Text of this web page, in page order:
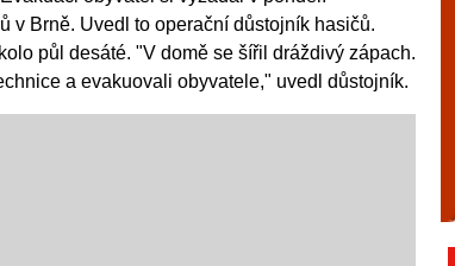
v Brně. Uvedl to operační důstojník hasičů.
půl desáté. "V domě se šířil dráždivý zápach.
a evakuovali obyvatele," uvedl důstojník.
Brno je městem známým pro zajímavé památky, skvělé
restaurace, divadla a univerzity. Mimo jiné je ale také
místem, kde si můžete legálně a bezpečně vyzkoušet